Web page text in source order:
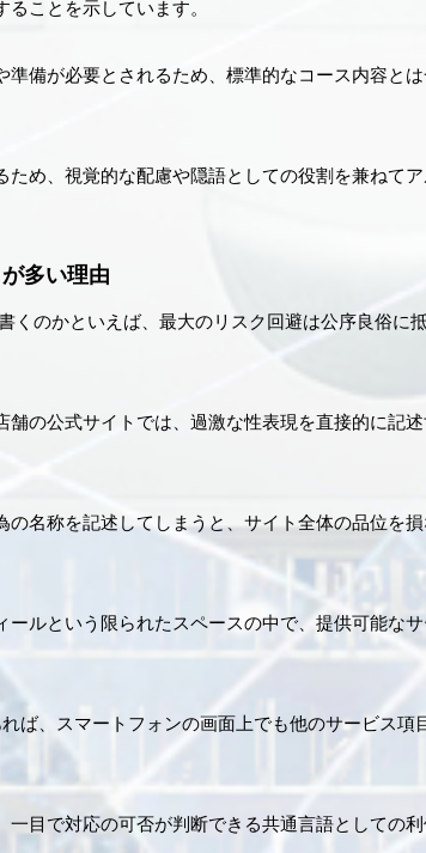
ことを示しています。
準備が必要とされるため、標準的なコース内容と
ため、視覚的な配慮や隠語としての役割を兼ねて
多い理由
くのかといえば、最大のリスク回避は公序良俗に
舗の公式サイトでは、過激な性表現を直接的に記
の名称を記述してしまうと、サイト全体の品位を
ールという限られたスペースの中で、提供可能な
ば、スマートフォンの画面上でも他のサービス項
目で対応の可否が判断できる共通言語としての利